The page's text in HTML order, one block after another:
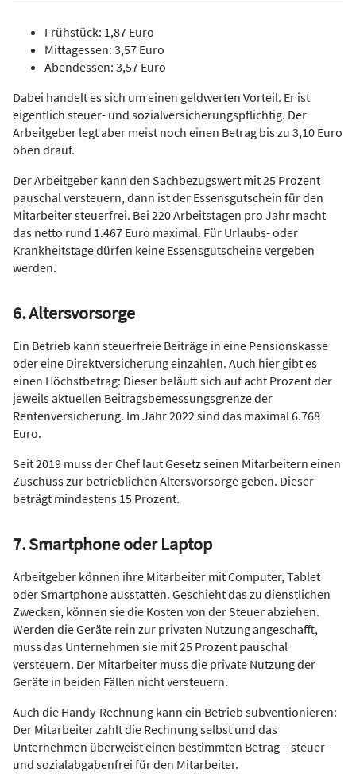
Frühstück: 1,87 Euro
Mittagessen: 3,57 Euro
Abendessen: 3,57 Euro
Dabei handelt es sich um einen geldwerten Vorteil. Er ist
eigentlich steuer- und sozialversicherungspflichtig. Der
Arbeitgeber legt aber meist noch einen Betrag bis zu 3,10 Euro
oben drauf.
Der Arbeitgeber kann den Sachbezugswert mit 25 Prozent
pauschal versteuern, dann ist der Essensgutschein für den
Mitarbeiter steuerfrei. Bei 220 Arbeitstagen pro Jahr macht
das netto rund 1.467 Euro maximal. Für Urlaubs- oder
Krankheitstage dürfen keine Essensgutscheine vergeben
werden.
6. Altersvorsorge
Ein Betrieb kann steuerfreie Beiträge in eine Pensionskasse
oder eine Direktversicherung einzahlen. Auch hier gibt es
einen Höchstbetrag: Dieser beläuft sich auf acht Prozent der
jeweils aktuellen Beitragsbemessungsgrenze der
Rentenversicherung. Im Jahr 2022 sind das maximal 6.768
Euro.
Seit 2019 muss der Chef laut Gesetz seinen Mitarbeitern einen
Zuschuss zur betrieblichen Altersvorsorge geben. Dieser
beträgt mindestens 15 Prozent.
7. Smartphone oder Laptop
Arbeitgeber können ihre Mitarbeiter mit Computer, Tablet
oder Smartphone ausstatten. Geschieht das zu dienstlichen
Zwecken, können sie die Kosten von der Steuer abziehen.
Werden die Geräte rein zur privaten Nutzung angeschafft,
muss das Unternehmen sie mit 25 Prozent pauschal
versteuern. Der Mitarbeiter muss die private Nutzung der
Geräte in beiden Fällen nicht versteuern.
Auch die Handy-Rechnung kann ein Betrieb subventionieren:
Der Mitarbeiter zahlt die Rechnung selbst und das
Unternehmen überweist einen bestimmten Betrag – steuer-
und sozialabgabenfrei für den Mitarbeiter.